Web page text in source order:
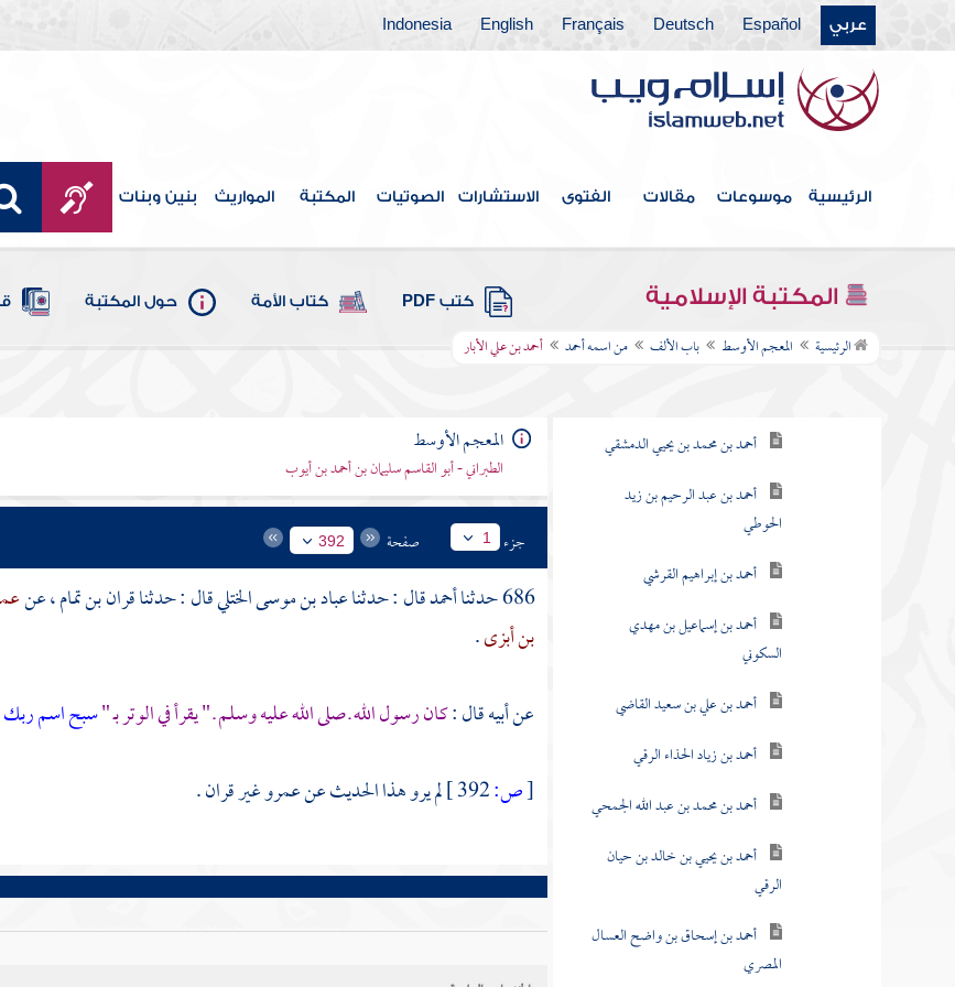
عربي Español
Deutsch
Français
English
Indonesia
الرئيسية موسوعات مقالات الفتوى الاستشارات الصوتيات المكتبة المواريث بنين وبنات
المكتبة الإسلامية كتب PDF كتاب الأمة حول المكتبة
الرئيسية المعجم الأوسط باب الألف من اسمه أحمد أحمد بن علي الأبار
فهرس الكتاب
باب الألف
من اسمه أحمد
أحمد بن محمد بن يحيي الدمشقي
أحمد بن عبد الرحيم بن زيد
الحوطي
أحمد بن إبراهيم القرشي
أحمد بن إسماعيل بن مهدي
السكوني
أحمد بن علي بن سعيد القاضي
أحمد بن زياد الحذاء الرقي
أحمد بن محمد بن عبد الله الجمحي
أحمد بن يحيي بن خالد بن حيان
الرقي
أحمد بن إسحاق بن واضح العسال
المصري
المعجم الأوسط
الطبراني - أبو القاسم سليمان بن أحمد بن أيوب
جزء 1 صفحة 392
686 حدثنا أحمدقال : حدثناعباد بن موسى الختليقال : حدثناقران بن تمام، عن
بن أبزى.
عن أبيه قال :كان رسول الله ـ صلى الله عليه وسلم ـ " يقرأ في الوتر بـ "سبح اسم ربك
[ص: لم يرو هذا الحديث عنعمروغيرقران.